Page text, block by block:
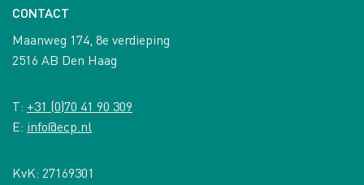
CONTACT
Maanweg 174, 8e verdieping
2516 AB Den Haag
T: +31 (0)70 41 90 309
E: info@ecp.nl
KvK: 27169301